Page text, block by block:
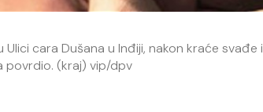
cara Dušana u Inđiji, nakon kraće svađe i
povrdio. (kraj) vip/dpv